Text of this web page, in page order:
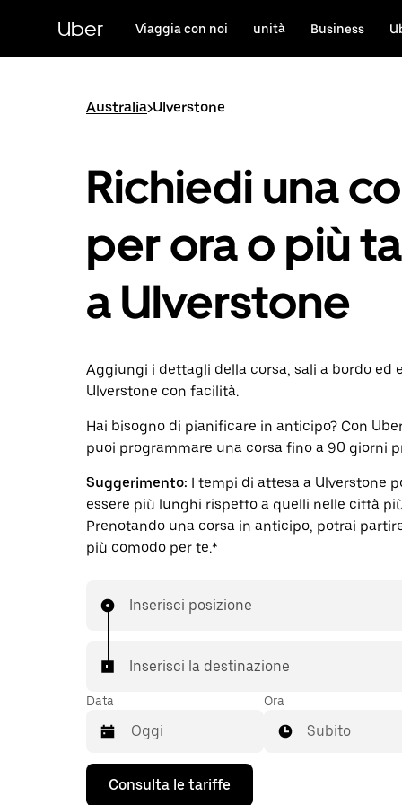
contenuto
principale
Uber Viaggia con noi unità Business
Australia>Ulverstone
Richiedi una
per ora o più
a Ulverstone
Aggiungi i dettagli della corsa, sali a bordo ed
Ulverstone con facilità.
Hai bisogno di pianificare in anticipo? Con
puoi programmare una corsa fino a 90 giorni
Suggerimento: I tempi di attesa a Ulverstone
essere più lunghi rispetto a quelli nelle città
Prenotando una corsa in anticipo, potrai
più comodo per te.*
Inserisci posizione
Inserisci la destinazione
Data
Utilizza
Ora
Subito
Consulta le tariffe